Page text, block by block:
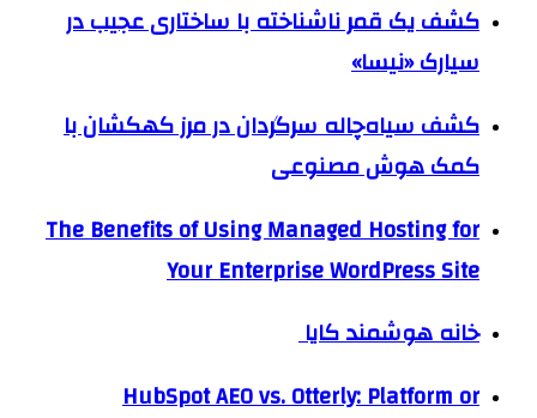
کشف یک قمر ناشناخته با ساختاری عجیب در
سیارک «نیسا»
کشف سیاه‌چاله سرگردان در مرز کهکشان با
کمک هوش مصنوعی
The Benefits of Using Managed Hosting for
Your Enterprise WordPress Site
خانه هوشمند کایا
HubSpot AEO vs. Otterly: Platform or